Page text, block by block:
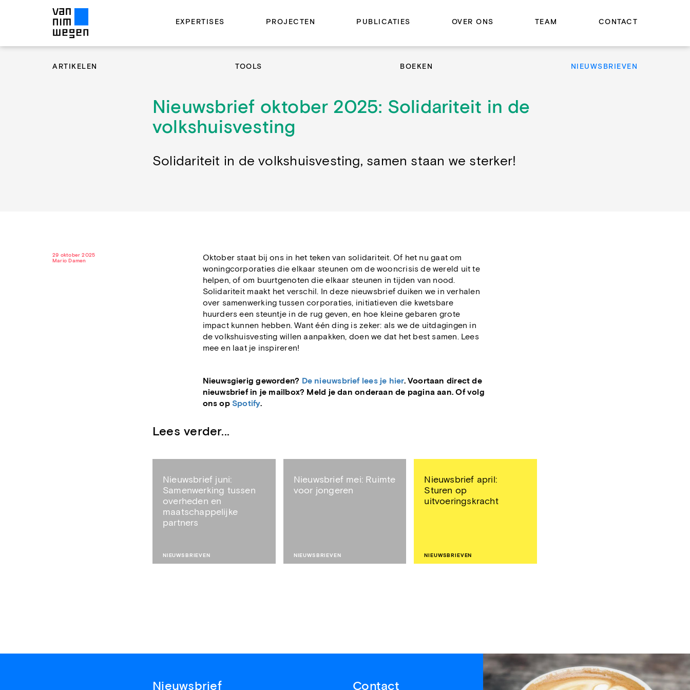
EXPERTISES PROJECTEN PUBLICATIES OVER ONS TEAM CONTACT
ARTIKELEN TOOLS BOEKEN NIEUWSBRIEVEN
Nieuwsbrief oktober 2025: Solidariteit in de
volkshuisvesting
Solidariteit in de volkshuisvesting, samen staan we sterker!
29 oktober 2025
Mario Damen
Oktober staat bij ons in het teken van solidariteit. Of het nu gaat om
woningcorporaties die elkaar steunen om de wooncrisis de wereld uit te
helpen, of om buurtgenoten die elkaar steunen in tijden van nood.
Solidariteit maakt het verschil. In deze nieuwsbrief duiken we in verhalen
over samenwerking tussen corporaties, initiatieven die kwetsbare
huurders een steuntje in de rug geven, en hoe kleine gebaren grote
impact kunnen hebben. Want één ding is zeker: als we de uitdagingen in
de volkshuisvesting willen aanpakken, doen we dat het best samen. Lees
mee en laat je inspireren!
Nieuwsgierig geworden? De nieuwsbrief lees je hier. Voortaan direct de
nieuwsbrief in je mailbox? Meld je dan onderaan de pagina aan. Of volg
ons op Spotify.
Lees verder...
Nieuwsbrief juni:
Samenwerking tussen
overheden en
maatschappelijke
partners
NIEUWSBRIEVEN
Nieuwsbrief mei: Ruimte
voor jongeren
NIEUWSBRIEVEN
Nieuwsbrief april:
Sturen op
uitvoeringskracht
NIEUWSBRIEVEN
Nieuwsbrief Contact